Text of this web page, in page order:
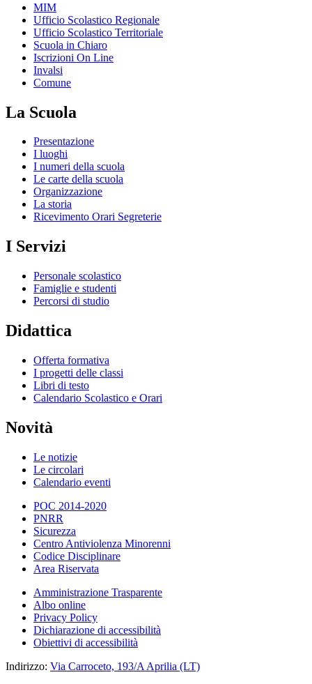
MIM
Ufficio Scolastico Regionale
Ufficio Scolastico Territoriale
Scuola in Chiaro
Iscrizioni On Line
Invalsi
Comune
La Scuola
Presentazione
I luoghi
I numeri della scuola
Le carte della scuola
Organizzazione
La storia
Ricevimento Orari Segreterie
I Servizi
Personale scolastico
Famiglie e studenti
Percorsi di studio
Didattica
Offerta formativa
I progetti delle classi
Libri di testo
Calendario Scolastico e Orari
Novità
Le notizie
Le circolari
Calendario eventi
POC 2014-2020
PNRR
Sicurezza
Centro Antiviolenza Minorenni
Codice Disciplinare
Area Riservata
Amministrazione Trasparente
Albo online
Privacy Policy
Dichiarazione di accessibilità
Obiettivi di accessibilità
Indirizzo: Via Carroceto, 193/A Aprilia (LT)